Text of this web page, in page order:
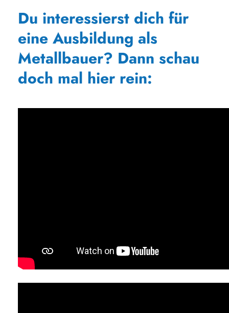
Du interessierst dich für
eine Ausbildung als
Metallbauer? Dann schau
doch mal hier rein: